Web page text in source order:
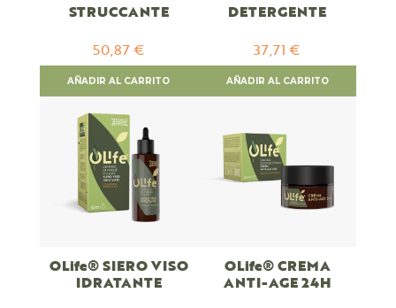
STRUCCANTE
50,87 €
AÑADIR AL CARRITO
DETERGENTE
37,71 €
AÑADIR AL CARRITO
OLife® SIERO VISO
IDRATANTE
OLife® CREMA
ANTI-AGE 24H